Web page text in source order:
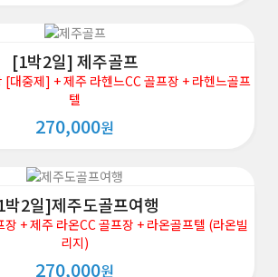
[1박2일] 제주골프
[대중제] + 제주 라헨느CC 골프장 + 라헨느골프
텔
270,000원
박2일]제주도골프여행
장 + 제주 라온CC 골프장 + 라온골프텔 (라온빌
리지)
270,000원